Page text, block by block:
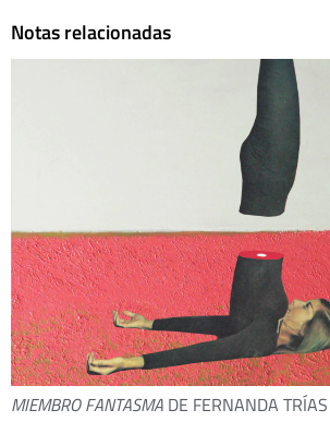
Notas relacionadas
MIEMBRO FANTASMA DE FERNANDA TRÍAS